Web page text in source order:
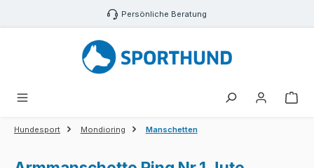
Zum Hauptinhalt springen Persönliche Beratung
Hundesport Mondioring Manschetten